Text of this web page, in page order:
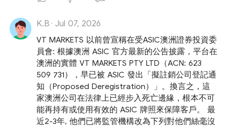
K.B · Jul 07, 2026
VT MARKETS 以前曾宣稱在受ASIC澳洲證券投資委
員會: 根據澳洲 ASIC 官方最新的公告披露，平台在
澳洲的實體 VT MARKETS PTY LTD（ACN: 623
509 731），早已被 ASIC 發出「擬註銷公司登記通
知（Proposed Deregistration）」。換言之，這
家澳洲公司在法律上已經步入死亡邊緣，根本不可
能再持有或使用有效的 ASIC 牌照來保障客戶。 最
近2-3年, 他們已將監管機構改為下列對他們絲毫沒